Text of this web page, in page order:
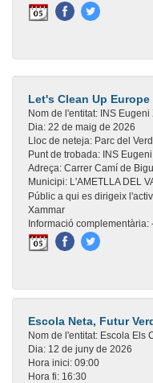
Let's Clean Up Europe
Nom de l'entitat: INS
Dia: 22 de maig de 2026
Lloc de neteja: Parc del
Punt de trobada: INS
Adreça: Carrer Camí de
Municipi: L'AMETLLA DEL
Públic a qui es dirigeix
Xammar
Informació complementària:
Escola Neta, Futur
Nom de l'entitat: Escola Els
Dia: 12 de juny de 2026
Hora inici: 09:00
Hora fi: 16:30